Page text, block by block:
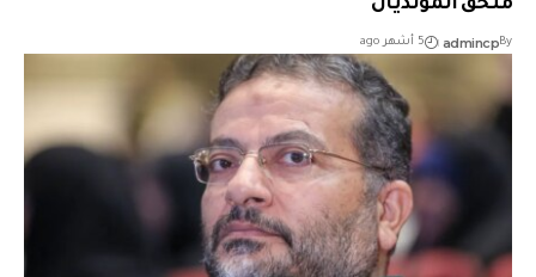
ملحق المونديال
By
admincp 5 أشهر ago